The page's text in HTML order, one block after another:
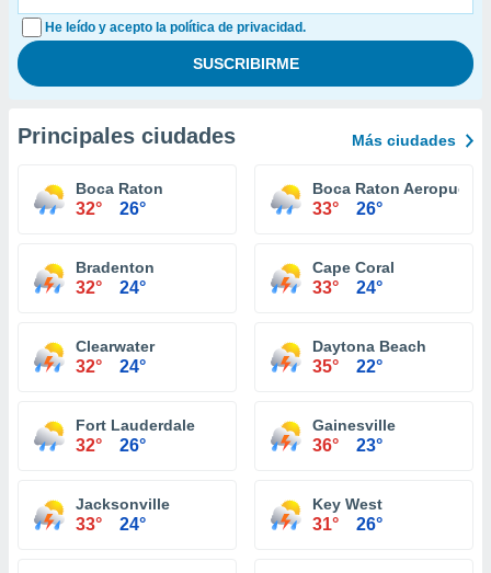
He leído y acepto la política de privacidad.
Principales ciudades Más ciudades
Boca Raton
32° 26°
Boca Raton Aeropuerto
33° 26°
Bradenton
32° 24°
Cape Coral
33° 24°
Clearwater
32° 24°
Daytona Beach
35° 22°
Fort Lauderdale
32° 26°
Gainesville
36° 23°
Jacksonville
33° 24°
Key West
31° 26°